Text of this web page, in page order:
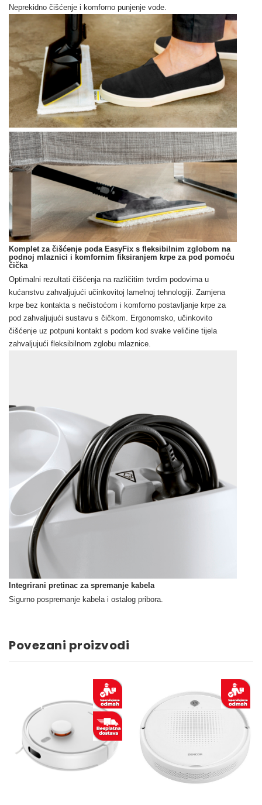
Neprekidno čišćenje i komforno punjenje vode.
Komplet za čišćenje poda EasyFix s fleksibilnim zglobom na
podnoj mlaznici i komfornim fiksiranjem krpe za pod pomoću
čička
Optimalni rezultati čišćenja na različitim tvrdim podovima u
kućanstvu zahvaljujući učinkovitoj lamelnoj tehnologiji. Zamjena
krpe bez kontakta s nečistoćom i komforno postavljanje krpe za
pod zahvaljujući sustavu s čičkom. Ergonomsko, učinkovito
čišćenje uz potpuni kontakt s podom kod svake veličine tijela
zahvaljujući fleksibilnom zglobu mlaznice.
Integrirani pretinac za spremanje kabela
Sigurno pospremanje kabela i ostalog pribora.
Povezani proizvodi